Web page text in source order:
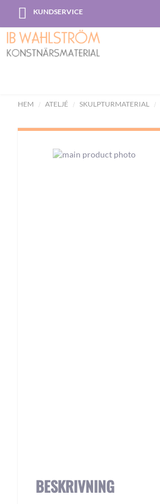
KUNDSERVICESkip
Content
HEM ATELJÉ SKULPTURMATERIAL
BESKRIVNING